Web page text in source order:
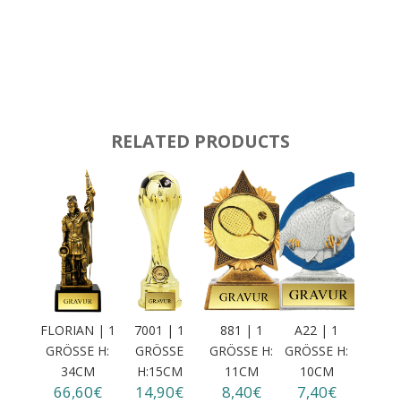
RELATED PRODUCTS
FLORIAN | 1
GRÖSSE H: 3
4CM
66,60€
7001 | 1
GRÖSSE H
:15CM
14,90€
881 | 1
GRÖSSE H: 1
1CM
8,40€
A22 | 1
GRÖSSE H: 1
0CM
7,40€